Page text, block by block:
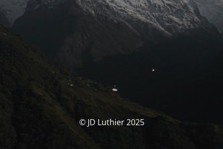
© JD Luthier 2025